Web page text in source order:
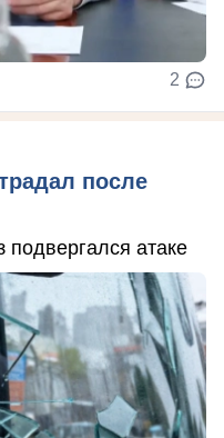
2
после
подвергался атаке